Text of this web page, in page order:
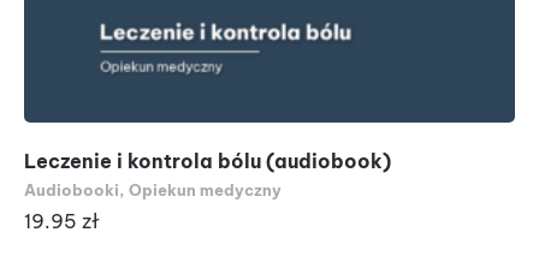
Leczenie i kontrola bólu (audiobook)
Audiobooki, Opiekun medyczny
19.95 zł